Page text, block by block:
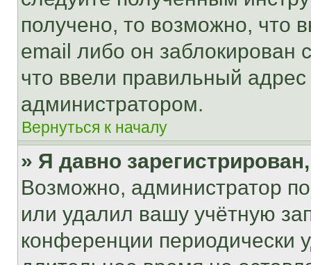
получено, то возможно, что
email либо он
что ввели правильный адрес
администратором.
Вернуться к началу
» Я давно
Возможно, администратор
или удалил вашу учётную
конференции периодически